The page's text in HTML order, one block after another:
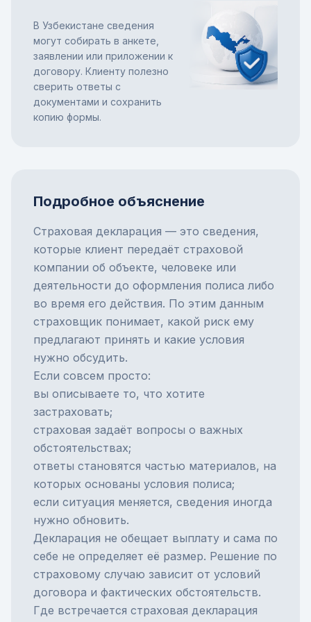
В Узбекистане сведения
могут собирать в анкете,
заявлении или приложении к
договору. Клиенту полезно
сверить ответы с
документами и сохранить
копию формы.
Подробное объяснение
Страховая декларация — это сведения,
которые клиент передаёт страховой
компании об объекте, человеке или
деятельности до оформления полиса либо
во время его действия. По этим данным
страховщик понимает, какой риск ему
предлагают принять и какие условия
нужно обсудить.
Если совсем просто:
вы описываете то, что хотите
застраховать;
страховая задаёт вопросы о важных
обстоятельствах;
ответы становятся частью материалов, на
которых основаны условия полиса;
если ситуация меняется, сведения иногда
нужно обновить.
Декларация не обещает выплату и сама по
себе не определяет её размер. Решение по
страховому случаю зависит от условий
договора и фактических обстоятельств.
Где встречается страховая декларация